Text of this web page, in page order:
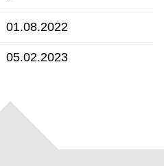
01.08.2022
05.02.2023